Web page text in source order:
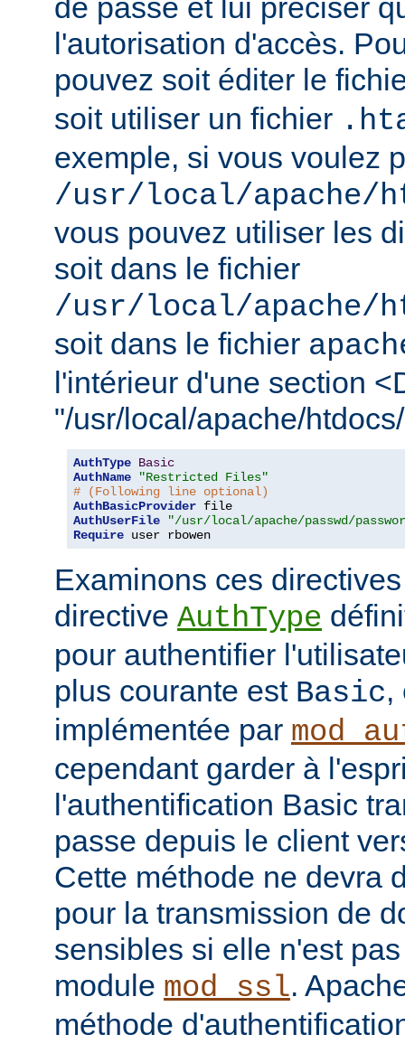
de passe et lui préciser
l'autorisation d'accès.
pouvez soit éditer le
soit utiliser un fichier
exemple, si vous voulez
/usr/local/apache/
vous pouvez utiliser les
soit dans le fichier
/usr/local/apache/
soit dans le fichier
l'intérieur d'une section
"/usr/local/apache/
AuthType Basic
AuthName
"Restricted Files"
# (Following line optional)
AuthBasicProvider
AuthUserFile
"/usr/local/apache/passwd/
Require user rbowen
Examinons ces
directive AuthType
pour authentifier
plus courante est Basic,
implémentée par
cependant garder à
l'authentification Basic
passe depuis le client
Cette méthode ne devra
pour la transmission de
sensibles si elle n'est
module mod_ssl.
méthode